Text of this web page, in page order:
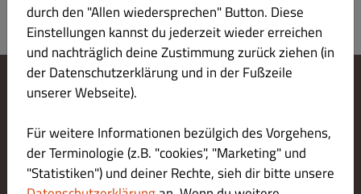
Cookie-Einstellungen ändern
Datenschutzerklärung
Allgemeine Geschäftsbedingungen
Impressum
LIEFERUNG ZAHLUNGSARTEN
durch den "Allen wiedersprechen" Button. Diese
Einstellungen kannst du jederzeit wieder erreichen
und nachträglich deine Zustimmung zurück ziehen (in
der Datenschutzerklärung und in der Fußzeile
unserer Webseite).
Für weitere Informationen bezülgich des Vorgehens,
der Terminologie (z.B. "cookies", "Marketing" und
"Statistiken") und deiner Rechte, sieh dir bitte unsere